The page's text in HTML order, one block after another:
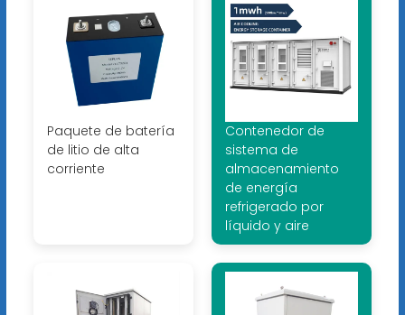
Paquete de batería
de litio de alta
corriente
Contenedor de
sistema de
almacenamiento
de energía
refrigerado por
líquido y aire